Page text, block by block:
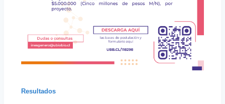
Resultados